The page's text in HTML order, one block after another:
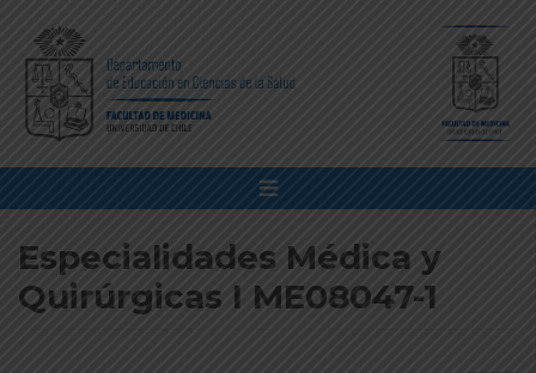
Especialidades Médica y
Quirúrgicas I ME08047-1